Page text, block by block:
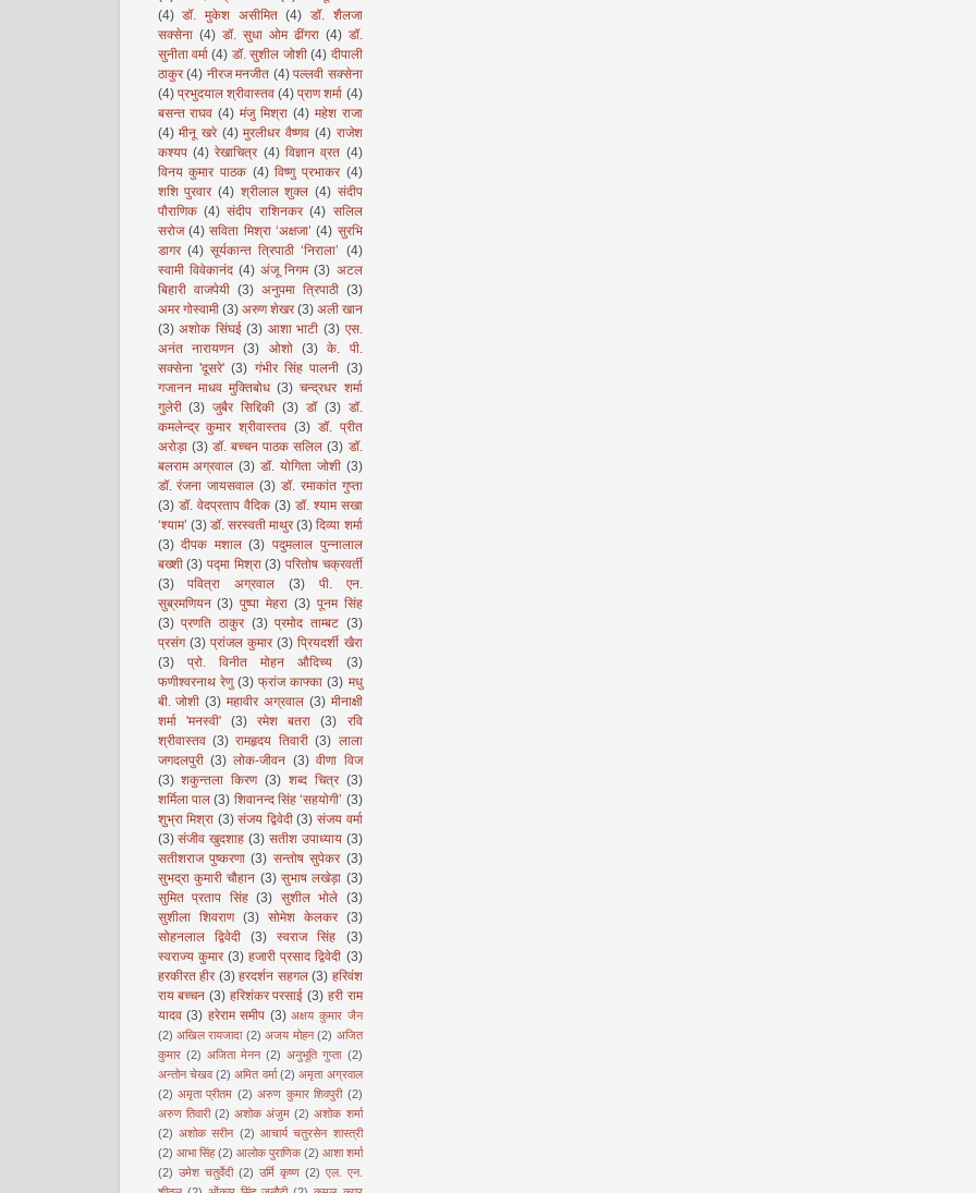
(4) डॉ. मुकेश असीमित (4) डॉ. शैलजा
सक्सेना (4) डॉ. सुधा ओम ढींगरा (4) डॉ.
सुनीता वर्मा (4) डॉ. सुशील जोशी (4) दीपाली
ठाकुर (4) नीरज मनजीत (4) पल्लवी सक्सेना
(4) प्रभुदयाल श्रीवास्तव (4) प्राण शर्मा (4)
बसन्त राघव (4) मंजु मिश्रा (4) महेश राजा
(4) मीनू खरे (4) मुरलीधर वैष्णव (4) राजेश
कश्यप (4) रेखाचित्र (4) विज्ञान व्रत (4)
विनय कुमार पाठक (4) विष्णु प्रभाकर (4)
शशि पुरवार (4) श्रीलाल शुक्ल (4) संदीप
पौराणिक (4) संदीप राशिनकर (4) सलिल
सरोज (4) सविता मिश्रा ‘अक्षजा’ (4) सुरभि
डागर (4) सूर्यकान्त त्रिपाठी ‘निराला’ (4)
स्वामी विवेकानंद (4) अंजू निगम (3) अटल
बिहारी वाजपेयी (3) अनुपमा त्रिपाठी (3)
अमर गोस्वामी (3) अरुण शेखर (3) अली खान
(3) अशोक सिंघई (3) आशा भाटी (3) एस.
अनंत नारायणन (3) ओशो (3) के. पी.
सक्सेना 'दूसरे' (3) गंभीर सिंह पालनी (3)
गजानन माधव मुक्तिबोध (3) चन्द्रधर शर्मा
गुलेरी (3) जुबैर सिद्दिकी (3) डॉ (3) डॉ.
कमलेन्द्र कुमार श्रीवास्तव (3) डॉ. प्रीत
अरोड़ा (3) डॉ. बच्चन पाठक सलिल (3) डॉ.
बलराम अग्रवाल (3) डॉ. योगिता जोशी (3)
डॉ. रंजना जायसवाल (3) डॉ. रमाकांत गुप्ता
(3) डॉ. वेदप्रताप वैदिक (3) डॉ. श्याम सखा
‘श्याम’ (3) डॉ. सरस्वती माथुर (3) दिव्या शर्मा
(3) दीपक मशाल (3) पदुमलाल पुन्नालाल
बख्शी (3) पद्मा मिश्रा (3) परितोष चक्रवर्ती
(3)
पवित्रा अग्रवाल (3)
पी. एन.
सुब्रमणियन (3) पुष्पा मेहरा (3) पूनम सिंह
(3) प्रणति ठाकुर (3) प्रमोद ताम्बट (3)
प्रसंग (3) प्रांजल कुमार (3) प्रियदर्शी खैरा
(3)
प्रो. विनीत मोहन औदिच्य
(3)
फणीश्वरनाथ रेणु (3) फ्रांज काफ्का (3) मधु
बी. जोशी (3) महावीर अग्रवाल (3) मीनाक्षी
शर्मा 'मनस्वी'
(3) रमेश बतरा (3)
रवि
श्रीवास्तव (3) रामहृदय तिवारी (3) लाला
जगदलपुरी (3) लोक-जीवन (3) वीणा विज
(3) शकुन्तला किरण (3) शब्द चित्र (3)
शर्मिला पाल (3) शिवानन्द सिंह ‘सहयोगी’ (3)
शुभ्रा मिश्रा (3) संजय द्विवेदी (3) संजय वर्मा
(3) संजीव खुदशाह (3) सतीश उपाध्याय (3)
सतीशराज पुष्करणा (3) सन्तोष सुपेकर (3)
सुभद्रा कुमारी चौहान (3) सुभाष लखेड़ा (3)
सुमित प्रताप सिंह (3) सुशील भोले (3)
सुशीला शिवराण
(3) सोमेश केलकर
(3)
सोहनलाल द्विवेदी
(3) स्वराज सिंह
(3)
स्वराज्य कुमार (3) हजारी प्रसाद द्विवेदी (3)
हरकीरत हीर (3) हरदर्शन सहगल (3) हरिवंश
राय बच्चन (3) हरिशंकर परसाई (3) हरी राम
यादव (3) हरेराम समीप (3) अक्षय कुमार जैन
(2) अखिल रायजादा (2) अजय मोहन (2) अजित
कुमार (2) अजिता मेनन (2) अनुभूति गुप्ता (2)
अन्तोन चेखव (2) अमित वर्मा (2) अमृता अग्रवाल
(2) अमृता प्रीतम (2) अरुण कुमार शिवपुरी (2)
अरुण तिवारी (2) अशोक अंजुम (2) अशोक शर्मा
(2) अशोक सरीन (2) आचार्य चतुरसेन शास्त्री
(2) आभा सिंह (2) आलोक पुराणिक (2) आशा शर्मा
(2) उमेश चतुर्वेदी (2) उर्मि कृष्ण (2) एल. एन.